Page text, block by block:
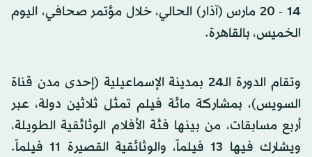
14 - 20 مارس (آذار) الحالي، خلال مؤتمر صحافي، اليوم
الخميس، بالقاهرة.
وتقام الدورة الـ24 بمدينة الإسماعيلية (إحدى مدن قناة
السويس)، بمشاركة مائة فيلم تمثل ثلاثين دولة، عبر
أربع مسابقات، من بينها فئة الأفلام الوثائقية الطويلة،
ويشارك فيها 13 فيلماً، والوثائقية القصيرة 11 فيلماً.